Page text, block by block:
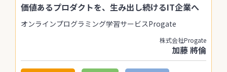
価値あるプロダクトを、生み出し続けるIT企業へ
オンラインプログラミング学習サービスProgate
株式会社Progate
加藤 將倫